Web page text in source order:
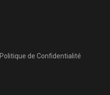
Politique de Confidentialité